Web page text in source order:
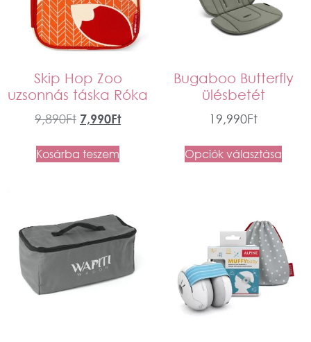
Skip Hop Zoo
uzsonnás táska Róka
9,890Ft 7,990Ft
Kosárba teszem
Bugaboo Butterfly
ülésbetét
19,990Ft
Opciók választása